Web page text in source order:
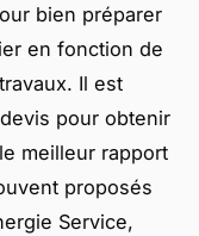
bien préparer
en fonction de
Il est
pour obtenir
meilleur rapport
proposés
Service,